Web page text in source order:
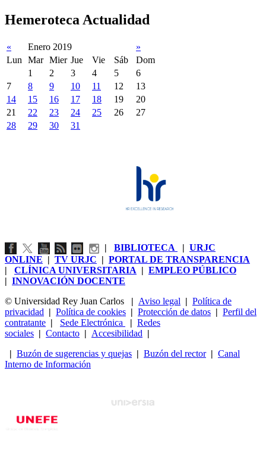
Hemeroteca Actualidad
« Enero 2019
»
Lun
Mar Mier Jue Vie Sáb
Dom
1
2 3 4 5
6
7
8 9 10 11 12
13
14
15 16 17 18 19
20
21
22 23 24 25 26
27
28
29 30 31
| BIBLIOTECA | URJC
ONLINE | TV URJC | PORTAL DE TRANSPARENCIA
| CLÍNICA UNIVERSITARIA | EMPLEO PÚBLICO
| INNOVACIÓN DOCENTE
© Universidad Rey Juan Carlos
| Aviso legal | Política de
privacidad | Política de cookies | Protección de datos | Perfil del
contratante | Sede Electrónica | Redes
sociales | Contacto | Accesibilidad |
| Buzón de sugerencias y quejas | Buzón del rector| Canal
Interno de Información